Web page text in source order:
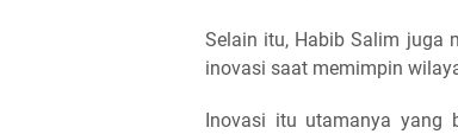
Selain itu, Habib Salim juga
inovasi saat memimpin
Inovasi itu utamanya yang